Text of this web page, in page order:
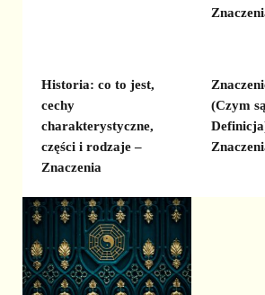
Historia: co to jest,
cechy
charakterystyczne,
części i rodzaje –
Znaczenia
(Czym